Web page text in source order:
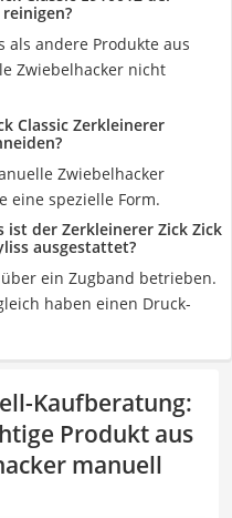
als andere Produkte aus
Zwiebelhacker nicht
Classic Zerkleinerer
Zwiebelhacker
eine spezielle Form.
der Zerkleinerer Zick Zick
ausgestattet?
ein Zugband betrieben.
haben einen Druck-
Kaufberatung:
Produkt aus
manuell